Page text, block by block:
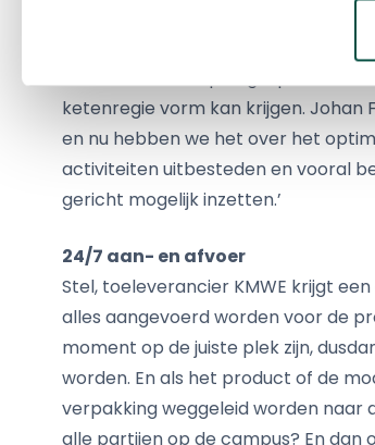
De partijen tastten samen eerst
ketenregie vorm kan krijgen. Johan
en nu hebben we het over het
activiteiten uitbesteden en vooral
gericht mogelijk inzetten.’
24/7 aan- en afvoer
Stel, toeleverancier KMWE krijgt
alles aangevoerd worden voor de
moment op de juiste plek zijn,
worden. En als het product of de
verpakking weggeleid worden naar
alle partijen op de campus? En dan